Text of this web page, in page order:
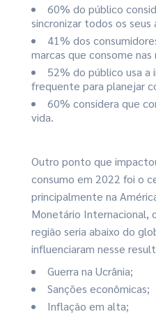
60% do público
sincronizar todos os
41% dos
marcas que consome nas
52% do público usa
frequente para planejar
60% considera que
vida.
Outro ponto que
consumo em 2022 foi o
principalmente na
Monetário Internacional,
região seria abaixo do
influenciaram nesse
Guerra na Ucrânia;
Sanções econômicas;
Inflação em alta;